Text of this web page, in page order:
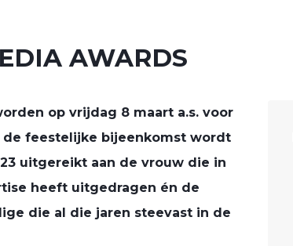
AWARDS
op vrijdag 8 maart a.s. voor
feestelijke bijeenkomst wordt
uitgereikt aan de vrouw die in
heeft uitgedragen én de
die al die jaren steevast in de